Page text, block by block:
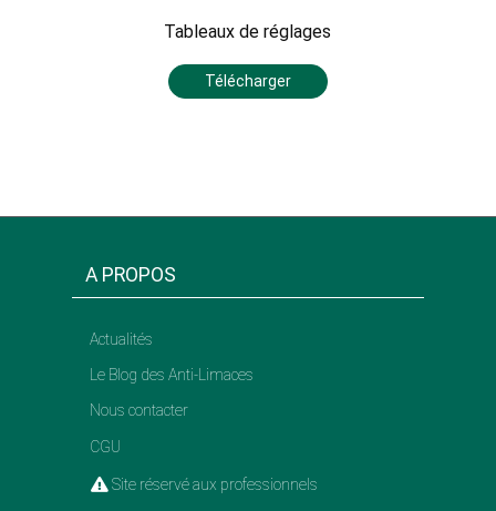
Tableaux de réglages
Télécharger
A PROPOS
Actualités
Le Blog des Anti-Limaces
Nous contacter
CGU
Site réservé aux professionnels